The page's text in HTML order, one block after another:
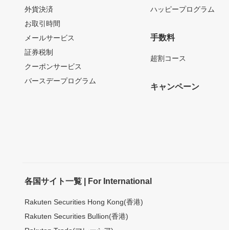
外貨決済
お取引時間
メールサービス
証券税制
クーポンサービス
バースデープログラム
ハッピープログラム
手数料
超割コース
キャンペーン
各国サイト一覧 | For International
Rakuten Securities Hong Kong(香港)
Rakuten Securities Bullion(香港)